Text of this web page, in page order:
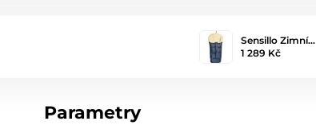
Sensillo Zimní…
1 289 Kč
Parametry